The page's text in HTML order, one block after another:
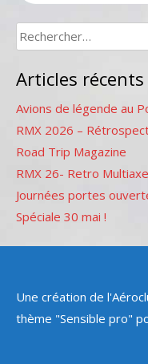
Rechercher :
Articles récents
Avions de légende au
RMX 2026 –
Road Trip Magazine
RMX 26- Retro
Journées portes
Spéciale 30 mai !
Une création de
thème "Sensible pro"